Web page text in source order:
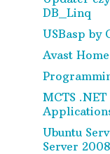
DB_Linq
USBasp by
Avast
MCTS
Ubuntu
Server